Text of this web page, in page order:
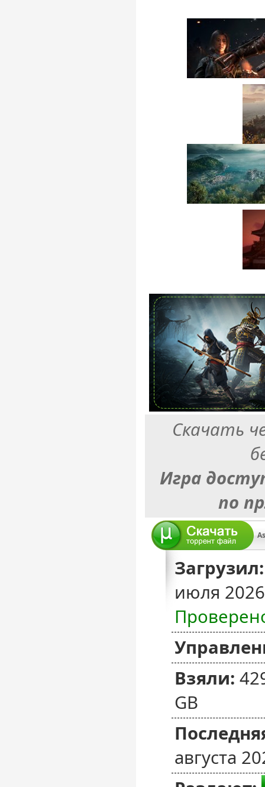
Скачать
Игра
по
Загрузил:
июля
Взяли:
GB
августа